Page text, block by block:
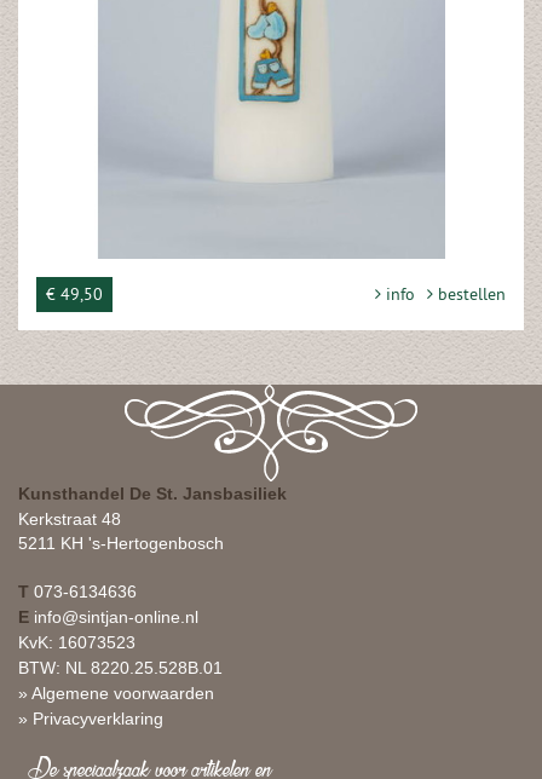
€ 49,50 info bestellen
Kunsthandel De St. Jansbasiliek
Kerkstraat 48
5211 KH 's-Hertogenbosch
T 073-6134636
E info@sintjan-online.nl
KvK: 16073523
BTW: NL 8220.25.528B.01
» Algemene voorwaarden
» Privacyverklaring
De speciaalzaak voor artikelen en